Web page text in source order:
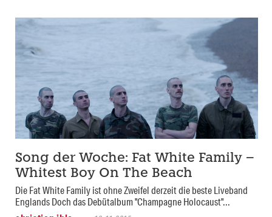
Song der Woche: Fat White Family –
Whitest Boy On The Beach
Die Fat White Family ist ohne Zweifel derzeit die beste Liveband
Englands Doch das Debütalbum "Champagne Holocaust"...